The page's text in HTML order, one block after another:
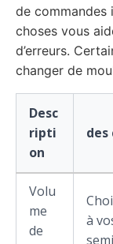
de commandes
choses vous
d’erreurs.
changer de
Desc
ripti
on
Volu
me
de
à